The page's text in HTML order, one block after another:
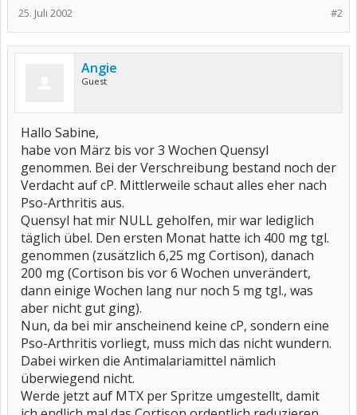
#2
25. Juli 2002
Angie
Guest
Hallo Sabine,
habe von März bis vor 3 Wochen Quensyl
genommen. Bei der Verschreibung bestand noch der
Verdacht auf cP. Mittlerweile schaut alles eher nach
Pso-Arthritis aus.
Quensyl hat mir NULL geholfen, mir war lediglich
täglich übel. Den ersten Monat hatte ich 400 mg tgl.
genommen (zusätzlich 6,25 mg Cortison), danach
200 mg (Cortison bis vor 6 Wochen unverändert,
dann einige Wochen lang nur noch 5 mg tgl., was
aber nicht gut ging).
Nun, da bei mir anscheinend keine cP, sondern eine
Pso-Arthritis vorliegt, muss mich das nicht wundern.
Dabei wirken die Antimalariamittel nämlich
überwiegend nicht.
Werde jetzt auf MTX per Spritze umgestellt, damit